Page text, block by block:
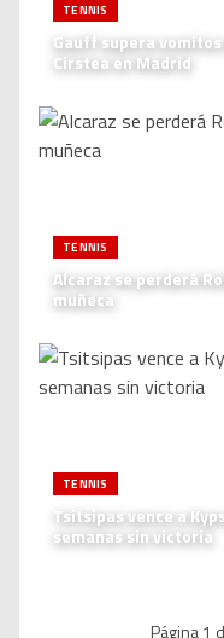
TENNIS
Gauff supera
Cirstea en Madrid
TENNIS
Alcaraz se perderá
muñeca
TENNIS
Tsitsipas vence a
semanas sin victoria
Página1